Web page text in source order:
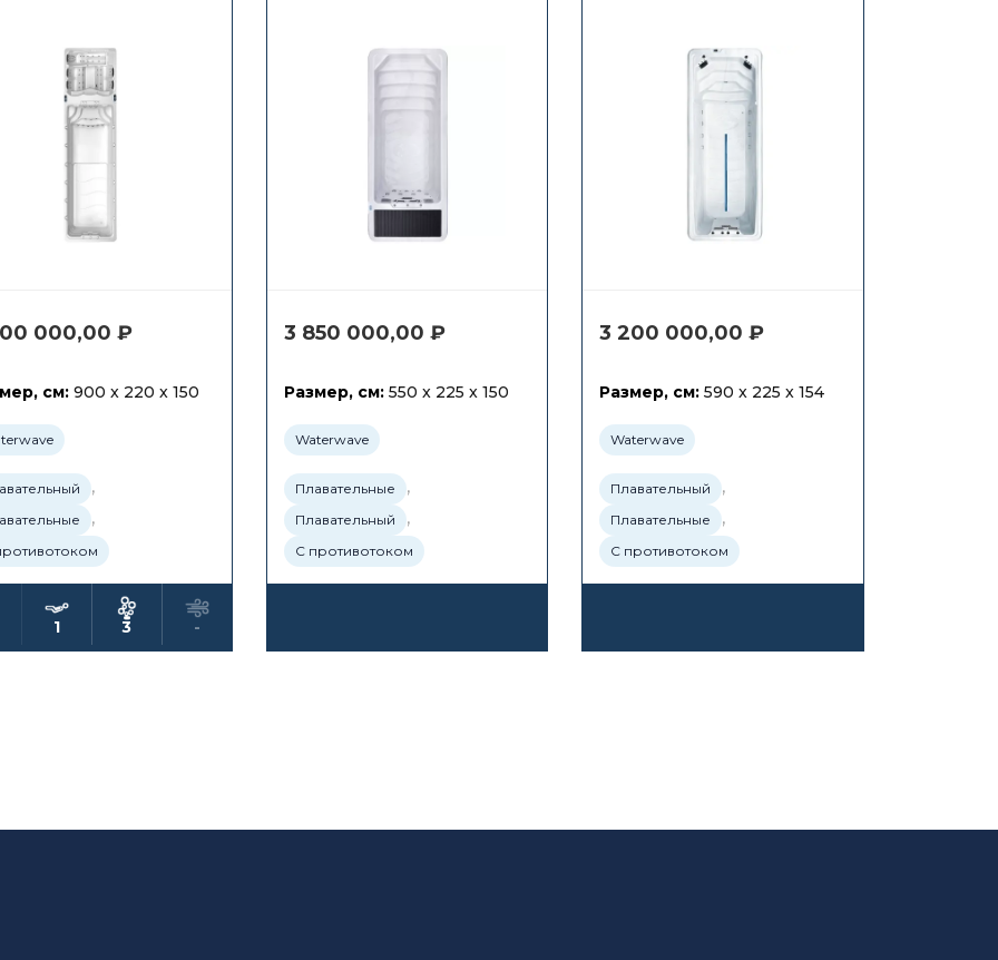
000,00 ₽
см:900 x 220 x 150
,
,
1 3 -
3 850 000,00 ₽
Размер, см:550 x 225 x 150
Waterwave
Плавательные ,
Плавательный ,
С противотоком
3 200 000,00₽
Размер, см: 590 x 225 x 154
Waterwave
Плавательный ,
Плавательные ,
С противотоком